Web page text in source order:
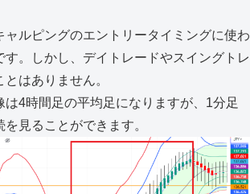
ャルピングのエントリータイミングに使わ
す。しかし、デイトレードやスイングトレ
はありません。
は4時間足の平均足になりますが、1分足
見ることができます。